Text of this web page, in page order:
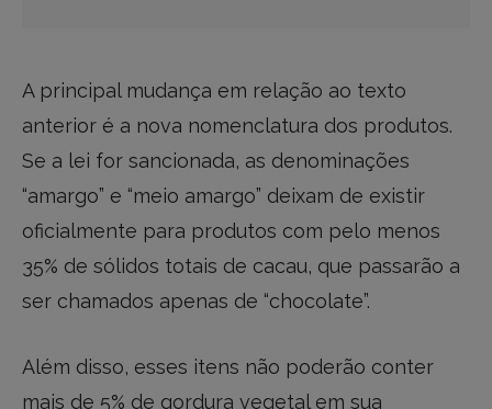
A principal mudança em relação ao texto
anterior é a nova nomenclatura dos produtos.
Se a lei for sancionada, as denominações
“amargo” e “meio amargo” deixam de existir
oficialmente para produtos com pelo menos
35% de sólidos totais de cacau, que passarão a
ser chamados apenas de “chocolate”.
Além disso, esses itens não poderão conter
mais de 5% de gordura vegetal em sua